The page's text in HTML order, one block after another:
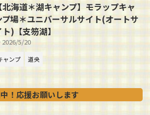
【北海道＊湖キャンプ】モラップキャ
プ場＊ユニバーサルサイト(オートサ
ト)【支笏湖】
2026/5/20
ャンプ 道央
！応援お願いします